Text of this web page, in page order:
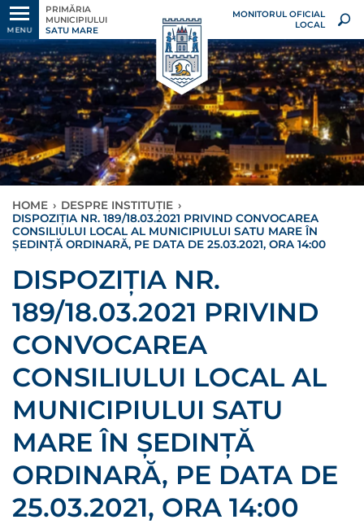
MENU
PRIMĂRIA
MUNICIPIULUI
SATU MARE
MONITORUL OFICIAL
LOCAL
HOME › DESPRE INSTITUȚIE ›
DISPOZIŢIA NR. 189/18.03.2021 PRIVIND CONVOCAREA
CONSILIULUI LOCAL AL MUNICIPIULUI SATU MARE ÎN
ȘEDINȚĂ ORDINARĂ, PE DATA DE 25.03.2021, ORA 14:00
DISPOZIŢIA NR.
189/18.03.2021 PRIVIND
CONVOCAREA
CONSILIULUI LOCAL AL
MUNICIPIULUI SATU
MARE ÎN ȘEDINȚĂ
ORDINARĂ, PE DATA DE
25.03.2021, ORA 14:00